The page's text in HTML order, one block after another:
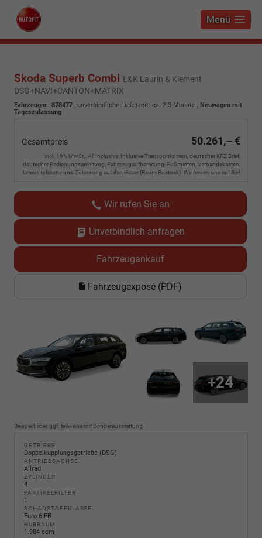
Menü
Skoda Superb Combi L&K Laurin & Klement
DSG+NAVI+CANTON+MATRIX
Fahrzeugnr.: 878477 , unverbindliche Lieferzeit: ca. 2-3 Monate , Neuwagen mit
Tageszulassung
Gesamtpreis 50.261,– €
incl. 19% MwSt., All Inclusive: Inklusive Transportkosten, deutscher KFZ Brief,
deutscher Bedienungsanleitung, Fahrzeugaufbereitung, Fußmatten, Verbandskasten,
Umweltplakette und Zulassung auf den Halter (Raum Rostock). Wir freuen uns auf Sie!
Wir rufen Sie an
Unverbindlich anfragen
Fahrzeugankauf
Fahrzeugexposé (PDF)
+24
Beispielbilder, ggf. teilweise mit Sonderausstattung
GETRIEBE
Doppelkupplungsgetriebe (DSG)
ANTRIEBSACHSE
Allrad
ZYLINDER
4
PARTIKELFILTER
1
SCHADSTOFFKLASSE
Euro 6 EB
HUBRAUM
1.984 ccm